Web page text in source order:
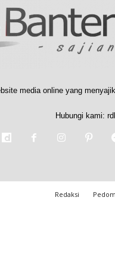
media online yang
Hubungi kami:
Redaksi